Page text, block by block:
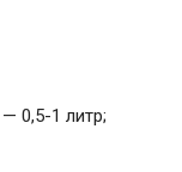
0,5-1 литр;